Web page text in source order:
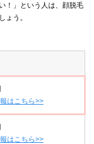
！」という人は、顔脱毛
ょう。
はこちら>>
はこちら>>